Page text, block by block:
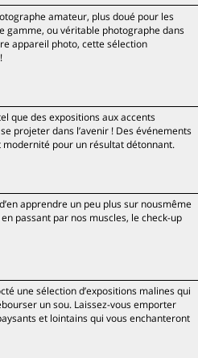
amateur, plus doué pour les
gamme, ou véritable photographe dans
appareil photo, cette sélection
que des expositions aux accents
projeter dans l’avenir ! Des événements
pour un résultat détonnant.
apprendre un peu plus sur nousmême
passant par nos muscles, le check-up
une sélection d’expositions malines qui
un sou. Laissez-vous emporter
et lointains qui vous enchanteront